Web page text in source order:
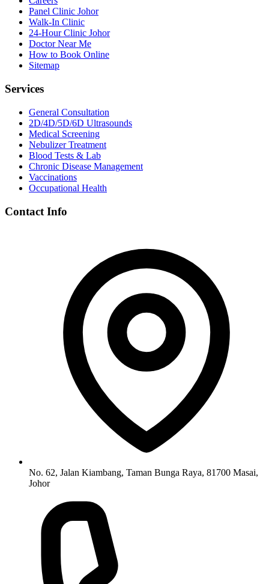
Panel Clinic Johor
Walk-In Clinic
24-Hour Clinic Johor
Doctor Near Me
How to Book Online
Sitemap
Services
General Consultation
2D/4D/5D/6D Ultrasounds
Medical Screening
Nebulizer Treatment
Blood Tests & Lab
Chronic Disease Management
Vaccinations
Occupational Health
Contact Info
No. 62, Jalan Kiambang, Taman Bunga Raya, 81700 Masai,
Johor